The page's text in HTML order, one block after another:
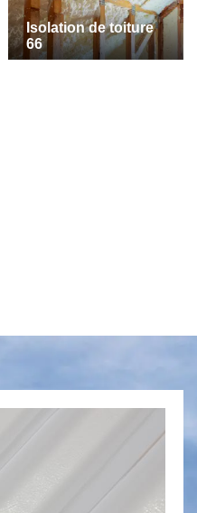
Isolation de toiture
66